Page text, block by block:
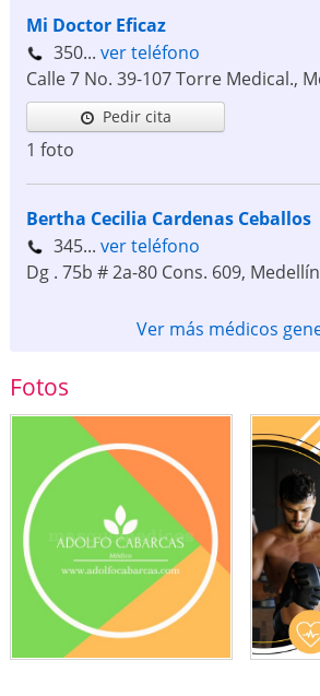
Mi Doctor Eficaz
350... ver teléfono
Calle 7 No. 39-107 Torre Medical.,
Pedir cita
1 foto
Bertha Cecilia Cardenas Ceballos
345... ver teléfono
Dg . 75b # 2a-80 Cons. 609, Medellín
Ver más médicos
Fotos